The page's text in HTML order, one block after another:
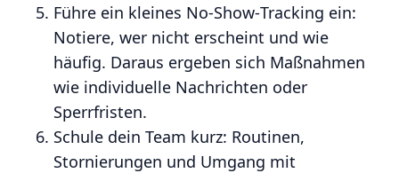
Führe ein kleines No‑Show‑Tracking ein:
Notiere, wer nicht erscheint und wie
häufig. Daraus ergeben sich Maßnahmen
wie individuelle Nachrichten oder
Sperrfristen.
Schule dein Team kurz: Routinen,
Stornierungen und Umgang mit